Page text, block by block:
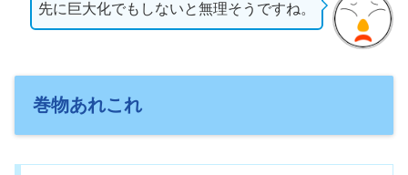
先に巨大化でもしないと無理そうですね。
巻物あれこれ